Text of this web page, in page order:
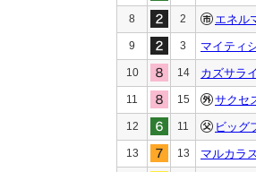
8 2 エネル
9 3 マイティ
10 14 カズサラ
11 15 サクセ
12 11 ビッグ
13 13 マルカラ